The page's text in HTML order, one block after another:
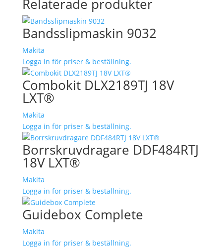
Relaterade produkter
Bandsslipmaskin 9032
Makita
Logga in för priser & beställning.
Combokit DLX2189TJ 18V
LXT®
Makita
Logga in för priser & beställning.
Borrskruvdragare DDF484RTJ
18V LXT®
Makita
Logga in för priser & beställning.
Guidebox Complete
Makita
Logga in för priser & beställning.